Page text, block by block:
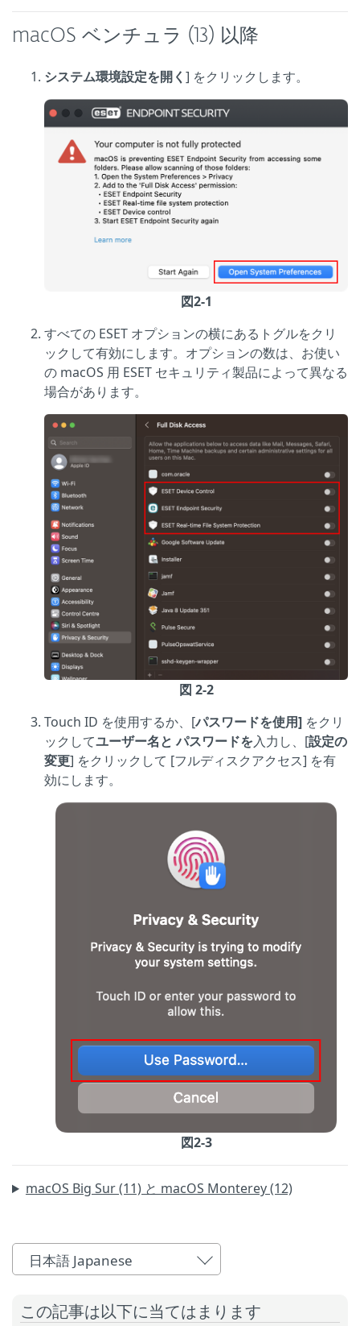
macOS ベンチュラ (13) 以降
システム環境設定を開く ] をクリックします。
図2-1
すべての ESET オプションの横にあるトグルをクリ
ックして有効にします。オプションの数は、お使い
の macOS 用 ESET セキュリティ製品によって異なる
場合があります。
図 2-2
Touch ID を使用するか、[パスワードを使用] をクリ
ックしてユーザー名と パスワードを入力し、[設定の
変更] をクリックして [フルディスクアクセス] を有
効にします。
図2-3
macOS Big Sur (11) と macOS Monterey (12)
日本語 Japanese
この記事は以下に当てはまります